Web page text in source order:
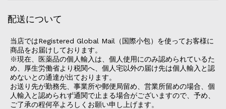
配送について
当店ではRegistered Global Mail（国際小包）を使ってお客様に
商品をお届けしております。
※現在、医薬品の個人輸入は、個人使用にのみ認められているた
め、厚生労働省より税関へ、個人宅以外の届け先は個人輸入と認
めないとの通達が出ております。
お送り先が勤務先、事業所や郵便局留め、営業所留めの場合、個
人輸入と認められず通関で止まる場合がございますので、予め、
ご了承の程何卒よろしくお願い申し上げます。